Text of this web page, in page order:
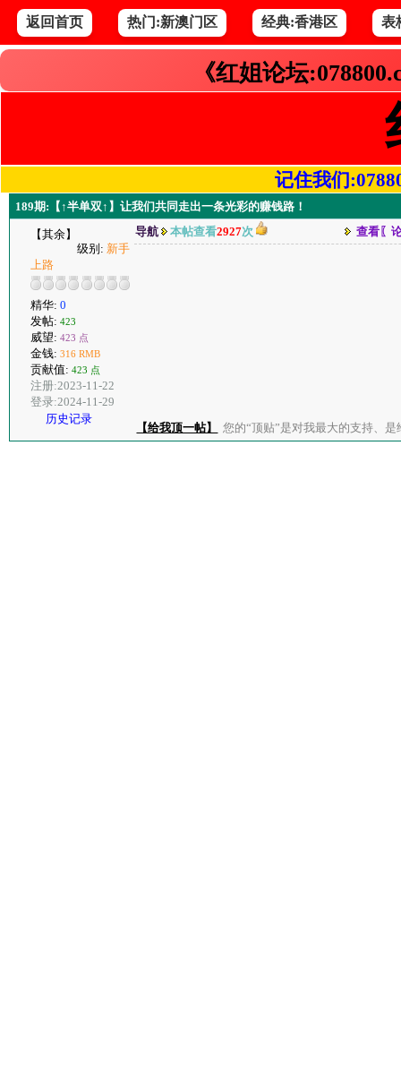
返回首页 热门:新澳门区 经典:香港区 表
《红姐论坛
记住我们
189期:【↑半单双↑】让我们共同走出一条光彩的赚钱路！
【其余】
级别: 新手
上路
精华: 0
发帖: 423
威望: 423 点
金钱: 316 RMB
贡献值: 423 点
注册:2023-11-22
登录:2024-11-29
历史记录
导航 本帖查看2927次 查看〖
【给我顶一帖】 您的“顶贴”是对我最大的支持、